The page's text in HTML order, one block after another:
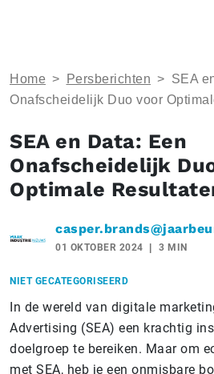
Home > Persberichten > SEA
Onafscheidelijk Duo voor
SEA en Data: Een
Onafscheidelijk
Optimale
01 OKTOBER 2024 3 MIN
NIET GECATEGORISEERD
In de wereld van digitale
Advertising (SEA) een krachtig
doelgroep te bereiken. Maar om
met SEA, heb je een onmisbare